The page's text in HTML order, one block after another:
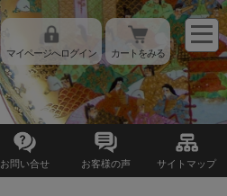
マイページへログイン カートをみる
お問い合せ お客様の声 サイトマップ